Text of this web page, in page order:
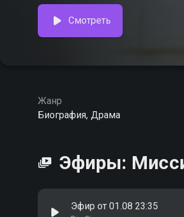
Смотреть
Жанр
Биография, Драма
Эфиры:
Эфир от 01.08 23:35